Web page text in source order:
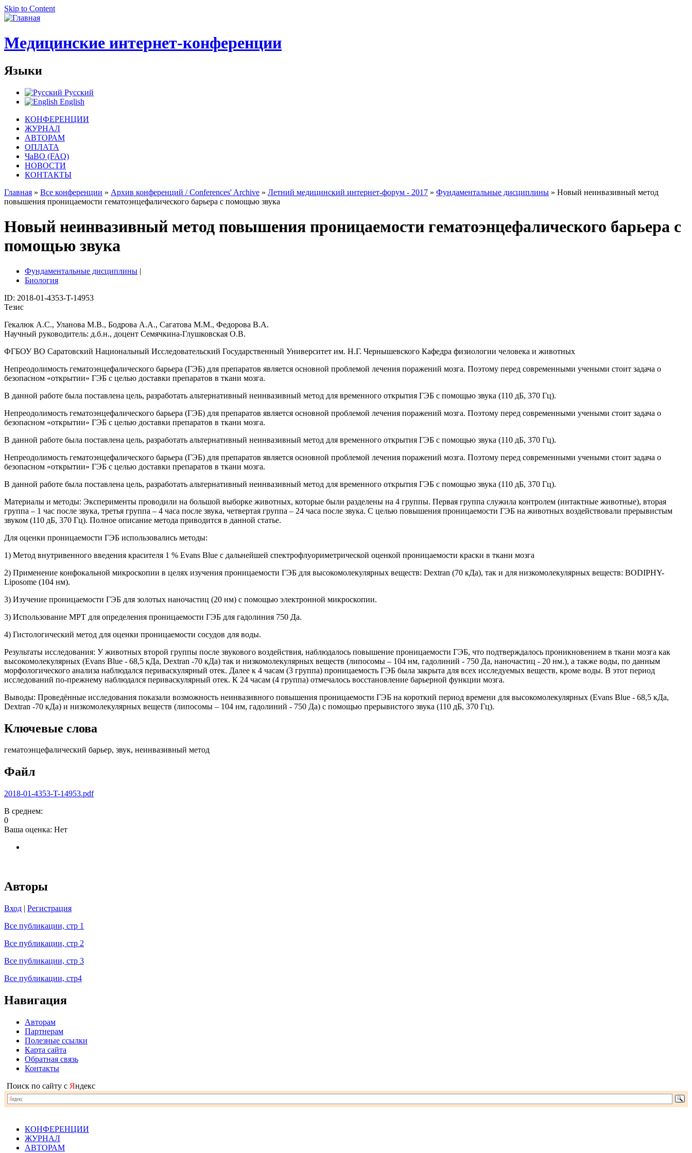
Skip to Content
Медицинские интернет-конференции
Языки
Русский
English
КОНФЕРЕНЦИИ
ЖУРНАЛ
АВТОРАМ
ОПЛАТА
ЧаВО (FAQ)
НОВОСТИ
КОНТАКТЫ
Главная » Все конференции » Архив конференций / Conferences' Archive » Летний медицинский интернет-форум - 2017 » Фундаментальные дисциплины » Новый неинвазивный метод
повышения проницаемости гематоэнцефалического барьера с помощью звука
Новый неинвазивный метод повышения проницаемости гематоэнцефалического барьера с
помощью звука
Фундаментальные дисциплины |
Биология
ID: 2018-01-4353-T-14953
Тезис
Гекалюк А.С., Уланова М.В., Бодрова А.А., Сагатова М.М., Федорова В.А.
Научный руководитель: д.б.н., доцент Семячкина-Глушковская О.В.
ФГБОУ ВО Саратовский Национальный Исследовательский Государственный Университет им. Н.Г. Чернышевского Кафедра физиологии человека и животных
Непреодолимость гематоэнцефалического барьера (ГЭБ) для препаратов является основной проблемой лечения поражений мозга. Поэтому перед современными учеными стоит задача о
безопасном «открытии» ГЭБ с целью доставки препаратов в ткани мозга.
В данной работе была поставлена цель, разработать альтернативный неинвазивный метод для временного открытия ГЭБ с помощью звука (110 дБ, 370 Гц).
Непреодолимость гематоэнцефалического барьера (ГЭБ) для препаратов является основной проблемой лечения поражений мозга. Поэтому перед современными учеными стоит задача о
безопасном «открытии» ГЭБ с целью доставки препаратов в ткани мозга.
В данной работе была поставлена цель, разработать альтернативный неинвазивный метод для временного открытия ГЭБ с помощью звука (110 дБ, 370 Гц).
Непреодолимость гематоэнцефалического барьера (ГЭБ) для препаратов является основной проблемой лечения поражений мозга. Поэтому перед современными учеными стоит задача о
безопасном «открытии» ГЭБ с целью доставки препаратов в ткани мозга.
В данной работе была поставлена цель, разработать альтернативный неинвазивный метод для временного открытия ГЭБ с помощью звука (110 дБ, 370 Гц).
Материалы и методы: Эксперименты проводили на большой выборке животных, которые были разделены на 4 группы. Первая группа служила контролем (интактные животные), вторая
группа – 1 час после звука, третья группа – 4 часа после звука, четвертая группа – 24 часа после звука. С целью повышения проницаемости ГЭБ на животных воздействовали прерывистым
звуком (110 дБ, 370 Гц). Полное описание метода приводится в данной статье.
Для оценки проницаемости ГЭБ использовались методы:
1) Метод внутривенного введения красителя 1 % Evans Blue с дальнейшей спектрофлуориметрической оценкой проницаемости краски в ткани мозга
2) Применение конфокальной микроскопии в целях изучения проницаемости ГЭБ для высокомолекулярных веществ: Dextran (70 кДа), так и для низкомолекулярных веществ: BODIPHY-
Liposome (104 нм).
3) Изучение проницаемости ГЭБ для золотых наночастиц (20 нм) с помощью электронной микроскопии.
3) Использование МРТ для определения проницаемости ГЭБ для гадолиния 750 Да.
4) Гистологический метод для оценки проницаемости сосудов для воды.
Результаты исследования: У животных второй группы после звукового воздействия, наблюдалось повышение проницаемости ГЭБ, что подтверждалось проникновением в ткани мозга как
высокомолекулярных (Evans Blue - 68,5 кДа, Dextran -70 кДа) так и низкомолекулярных веществ (липосомы – 104 нм, гадолиний - 750 Да, наночастиц - 20 нм.), а также воды, по данным
морфологического анализа наблюдался периваскулярный отек. Далее к 4 часам (3 группа) проницаемость ГЭБ была закрыта для всех исследуемых веществ, кроме воды. В этот период
исследований по-прежнему наблюдался периваскулярный отек. К 24 часам (4 группа) отмечалось восстановление барьерной функции мозга.
Выводы: Проведённые исследования показали возможность неинвазивного повышения проницаемости ГЭБ на короткий период времени для высокомолекулярных (Evans Blue - 68,5 кДа,
Dextran -70 кДа) и низкомолекулярных веществ (липосомы – 104 нм, гадолиний - 750 Да) с помощью прерывистого звука (110 дБ, 370 Гц).
Ключевые слова
гематоэнцефалический барьер, звук, неинвазивный метод
Файл
2018-01-4353-T-14953.pdf
В среднем:
0
Ваша оценка: Нет
Авторы
Вход | Регистрация
Все публикации, стр 1
Все публикации, стр 2
Все публикации, стр 3
Все публикации, стр4
Навигация
Авторам
Партнерам
Полезные ссылки
Карта сайта
Обратная связь
Контакты
Поиск по сайту с Яндекс
КОНФЕРЕНЦИИ
ЖУРНАЛ
АВТОРАМ